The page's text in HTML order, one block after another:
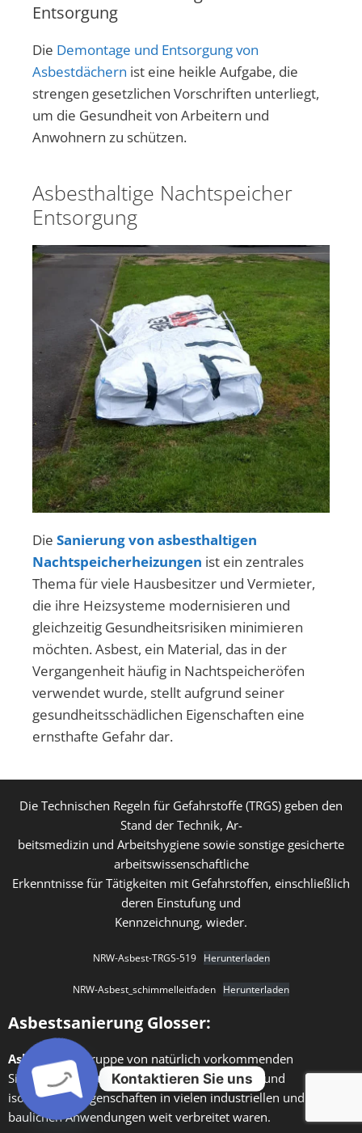
Entsorgung
Die Demontage und Entsorgung von
Asbestdächern ist eine heikle Aufgabe, die
strengen gesetzlichen Vorschriften unterliegt,
um die Gesundheit von Arbeitern und
Anwohnern zu schützen.
Asbesthaltige Nachtspeicher
Entsorgung
Die Sanierung von asbesthaltigen
Nachtspeicherheizungen ist ein zentrales
Thema für viele Hausbesitzer und Vermieter,
die ihre Heizsysteme modernisieren und
gleichzeitig Gesundheitsrisiken minimieren
möchten. Asbest, ein Material, das in der
Vergangenheit häufig in Nachtspeicheröfen
verwendet wurde, stellt aufgrund seiner
gesundheitsschädlichen Eigenschaften eine
ernsthafte Gefahr dar.
Die Technischen Regeln für Gefahrstoffe (TRGS) geben den
Stand der Technik, Ar-
beitsmedizin und Arbeitshygiene sowie sonstige gesicherte
arbeitswissenschaftliche
Erkenntnisse für Tätigkeiten mit Gefahrstoffen, einschließlich
deren Einstufung und
Kennzeichnung, wieder.
NRW-Asbest-TRGS-519 Herunterladen
NRW-Asbest_schimmelleitfaden Herunterladen
Asbestsanierung Glosser:
Asbest
: Eine Gruppe von natürlich vorkommenden
Silikatmineralien, die wegen ihrer feuerfesten und
isolierenden Eigenschaften in vielen industriellen und
baulichen Anwendungen weit verbreitet waren.
Kontaktieren Sie uns
Open